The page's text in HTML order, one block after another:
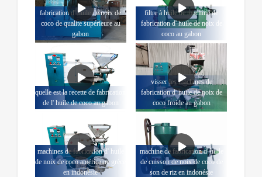
fabrication d' huile de noix de
coco de qualité supérieure au
gabon
filtre à huile de machine de
fabrication d' huile de noix de
coco au gabon
quelle est la recette de fabrication
de l' huile de coco au gabon
visser les machines de
fabrication d' huile de noix de
coco froide au gabon
machines de fabrication d' huile
de noix de coco américaine grèce
en indonésie
machine de fabrication d' huile
de cuisson de noix de coco de
son de riz en indonésie